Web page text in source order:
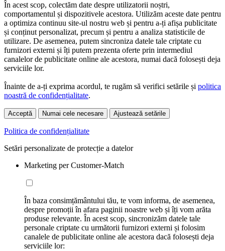
În acest scop, colectăm date despre utilizatorii noștri,
comportamentul și dispozitivele acestora. Utilizăm aceste date pentru
a optimiza continuu site-ul nostru web și pentru a-ți afișa publicitate
și conținut personalizat, precum și pentru a analiza statisticile de
utilizare. De asemenea, putem sincroniza datele tale criptate cu
furnizori externi și îți putem prezenta oferte prin intermediul
canalelor de publicitate online ale acestora, numai dacă folosești deja
serviciile lor.
Înainte de a-ți exprima acordul, te rugăm să verifici setările și politica
noastră de confidențialitate.
Acceptă Numai cele necesare Ajustează setările
Politica de confidențialitate
Setări personalizate de protecție a datelor
Marketing per Customer-Match
În baza consimțământului tău, te vom informa, de asemenea,
despre promoții în afara paginii noastre web și îți vom arăta
produse relevante. În acest scop, sincronizăm datele tale
personale criptate cu următorii furnizori externi și folosim
canalele de publicitate online ale acestora dacă folosești deja
serviciile lor: